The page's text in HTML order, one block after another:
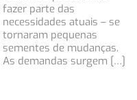
fazer parte das
necessidades atuais – se
tornaram pequenas
sementes de mudanças.
As demandas surgem […]